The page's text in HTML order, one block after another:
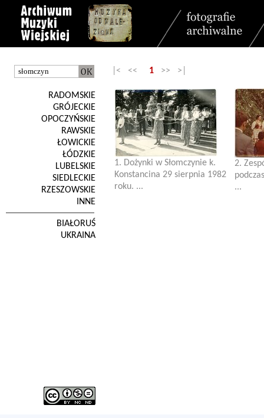
RADOMSKIE
GRÓJECKIE
OPOCZYŃSKIE
RAWSKIE
ŁOWICKIE
ŁÓDZKIE
LUBELSKIE
SIEDLECKIE
RZESZOWSKIE
INNE
BIAŁORUŚ
UKRAINA
|< << 1 >> >|
1. Dożynki w Słomczynie k.
Konstancina 29 sierpnia 1982
roku. ...
2.
...